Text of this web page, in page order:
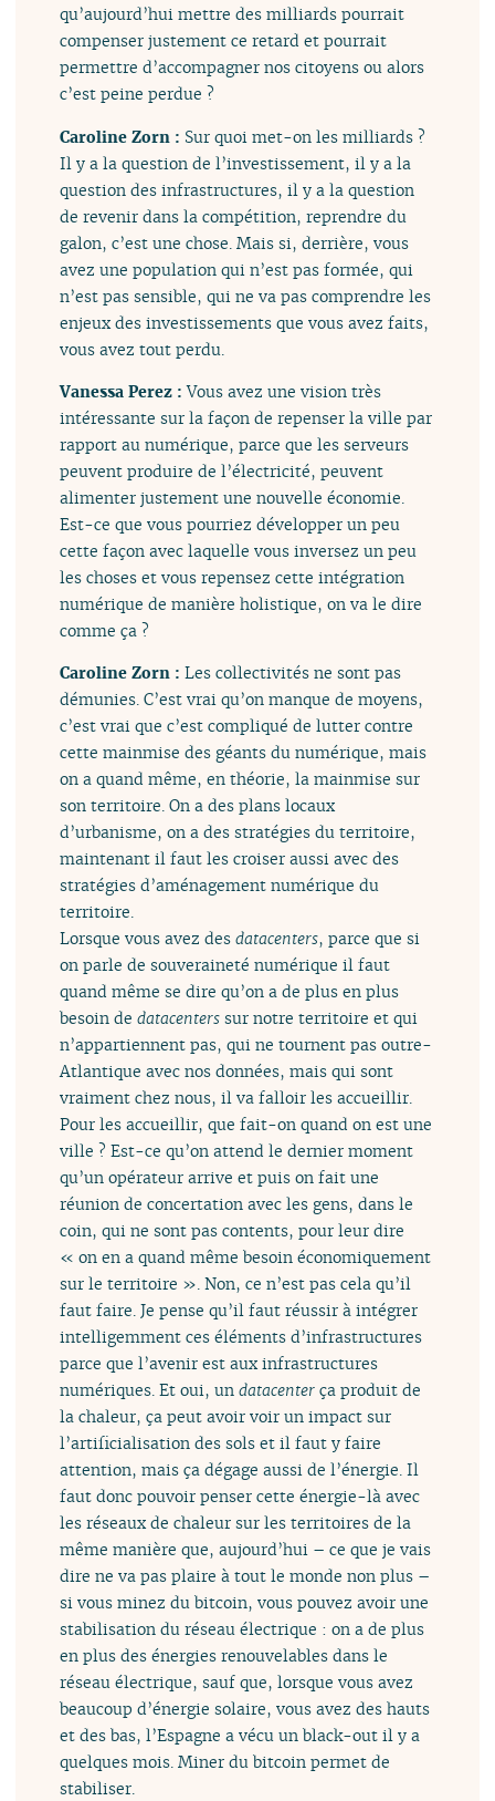
qu’aujourd’hui mettre des milliards pourrait
compenser justement ce retard et pourrait
permettre d’accompagner nos citoyens ou alors
c’est peine perdue ?
Caroline Zorn : Sur quoi met-on les milliards ?
Il y a la question de l’investissement, il y a la
question des infrastructures, il y a la question
de revenir dans la compétition, reprendre du
galon, c’est une chose. Mais si, derrière, vous
avez une population qui n’est pas formée, qui
n’est pas sensible, qui ne va pas comprendre les
enjeux des investissements que vous avez faits,
vous avez tout perdu.
Vanessa Perez :Vous avez une vision très
intéressante sur la façon de repenser la ville par
rapport au numérique, parce que les serveurs
peuvent produire de l’électricité, peuvent
alimenter justement une nouvelle économie.
Est-ce que vous pourriez développer un peu
cette façon avec laquelle vous inversez un peu
les choses et vous repensez cette intégration
numérique de manière holistique, on va le dire
comme ça ?
Caroline Zorn :Les collectivités ne sont pas
démunies. C’est vrai qu’on manque de moyens,
c’est vrai que c’est compliqué de lutter contre
cette mainmise des géants du numérique, mais
on a quand même, en théorie, la mainmise sur
son territoire. On a des plans locaux
d’urbanisme, on a des stratégies du territoire,
maintenant il faut les croiser aussi avec des
stratégies d’aménagement numérique du
territoire.
Lorsque vous avez desdatacenters, parce que si
on parle de souveraineté numérique il faut
quand même se dire qu’on a de plus en plus
besoin dedatacenters sur notre territoire et qui
n’appartiennent pas, qui ne tournent pas outre-
Atlantique avec nos données, mais qui sont
vraiment chez nous, il va falloir les accueillir.
Pour les accueillir, que fait-on quand on est une
ville ? Est-ce qu’on attend le dernier moment
qu’un opérateur arrive et puis on fait une
réunion de concertation avec les gens, dans le
coin, qui ne sont pas contents, pour leur dire
« on en a quand même besoin économiquement
sur le territoire ». Non, ce n’est pas cela qu’il
faut faire. Je pense qu’il faut réussir à intégrer
intelligemment ces éléments d’infrastructures
parce que l’avenir est aux infrastructures
numériques. Et oui, undatacenter ça produit de
la chaleur, ça peut avoir voir un impact sur
l’artificialisation des sols et il faut y faire
attention, mais ça dégage aussi de l’énergie. Il
faut donc pouvoir penser cette énergie-là avec
les réseaux de chaleur sur les territoires de la
même manière que, aujourd’hui – ce que je vais
dire ne va pas plaire à tout le monde non plus –
si vous minez du bitcoin, vous pouvez avoir une
stabilisation du réseau électrique : on a de plus
en plus des énergies renouvelables dans le
réseau électrique, sauf que, lorsque vous avez
beaucoup d’énergie solaire, vous avez des hauts
et des bas, l’Espagne a vécu un black-out il y a
quelques mois. Miner du bitcoin permet de
stabiliser.